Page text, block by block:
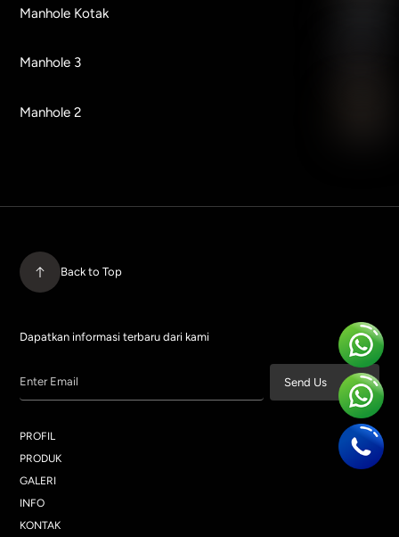
Manhole Kotak
Manhole 3
Manhole 2
Back to Top
Dapatkan informasi terbaru dari kami
Enter Email Send Us
PROFIL
PRODUK
GALERI
INFO
KONTAK